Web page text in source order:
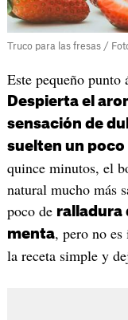
Truco para las fresas /
Este pequeño punto
Despierta el
sensación de
suelten un poco
quince minutos, el
natural mucho más
poco de ralladura
menta, pero no
la receta simple y